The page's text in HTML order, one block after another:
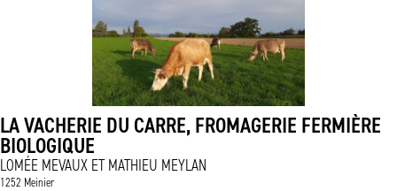
LA VACHERIE DU CARRE, FROMAGERIE FERMIÈRE
BIOLOGIQUE
LOMÉE MEVAUX ET MATHIEU MEYLAN
1252 Meinier